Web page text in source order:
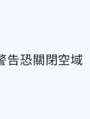
告恐關閉空域